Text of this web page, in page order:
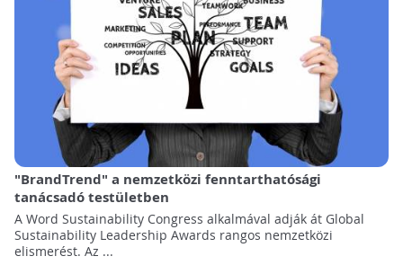
"BrandTrend" a nemzetközi fenntarthatósági
tanácsadó testületben
A Word Sustainability Congress alkalmával adják át Global
Sustainability Leadership Awards rangos nemzetközi
elismerést. Az ...